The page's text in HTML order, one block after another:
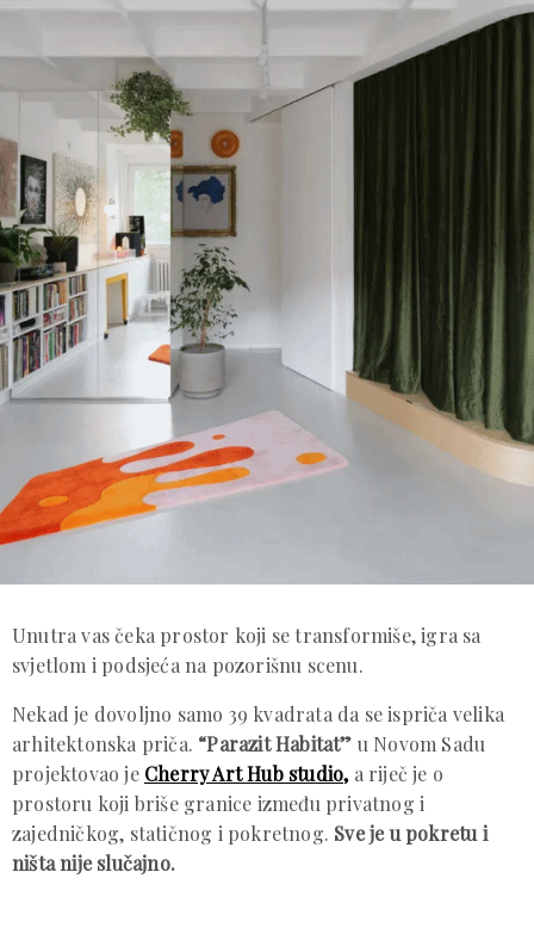
Unutra vas čeka prostor koji se transformiše, igra sa
svjetlom i podsjeća na pozorišnu scenu.
Nekad je dovoljno samo 39 kvadrata da se ispriča velika
arhitektonska priča. “Parazit Habitat” u Novom Sadu
projektovao je Cherry Art Hub studio,a riječ je o
prostoru koji briše granice između privatnog i
zajedničkog, statičnog i pokretnog. Sve je u pokretu i
ništa nije slučajno.